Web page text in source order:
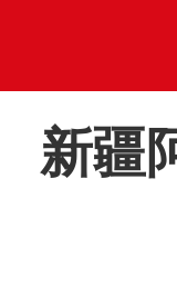
新疆